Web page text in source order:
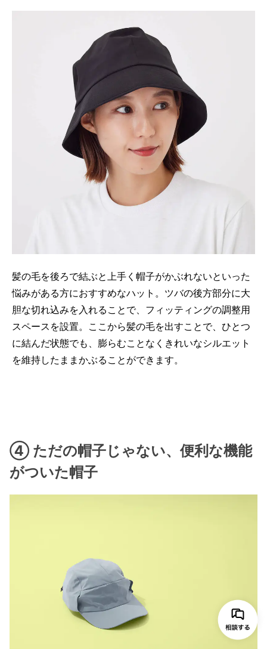
髪の毛を後ろで結ぶと上手く帽子がかぶれないといった
悩みがある方におすすめなハット。ツバの後方部分に大
胆な切れ込みを入れることで、フィッティングの調整用
スペースを設置。ここから髪の毛を出すことで、ひとつ
に結んだ状態でも、膨らむことなくきれいなシルエット
を維持したままかぶることができます。
④ ただの帽子じゃない、便利な機能
がついた帽子